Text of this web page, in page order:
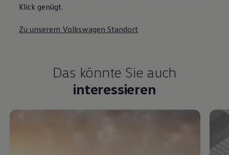
Klick genügt.
Zu unserem Volkswagen Standort
Das könnte Sie auch
interessieren